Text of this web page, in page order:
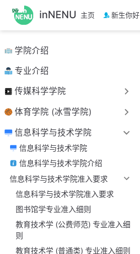
跳
至
主
要
內
容
inNENU 主页 新生你好
学院介绍
专业介绍
传媒科学学院
体育学院 (冰雪学院)
信息科学与技术学院
信息科学与技术学院
信息科学与技术学院介绍
信息科学与技术学院准入要求
信息科学与技术学院准入要求
图书馆学专业准入细则
教育技术学 (公费师范) 专业准入细
则
教育技术学 (普通类) 专业准入细则